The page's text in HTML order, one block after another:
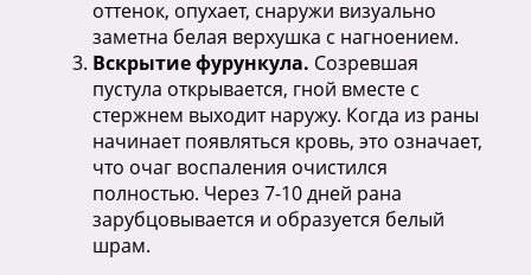
оттенок, опухает, снаружи визуально
заметна белая верхушка с нагноением.
Вскрытие фурункула. Созревшая
пустула открывается, гной вместе с
стержнем выходит наружу. Когда из раны
начинает появляться кровь, это означает,
что очаг воспаления очистился
полностью. Через 7-10 дней рана
зарубцовывается и образуется белый
шрам.